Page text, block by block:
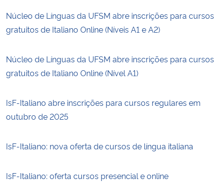
Núcleo de Línguas da UFSM abre inscrições para cursos
gratuitos de Italiano Online (Níveis A1 e A2)
Núcleo de Línguas da UFSM abre inscrições para cursos
gratuitos de Italiano Online (Nível A1)
IsF-Italiano abre inscrições para cursos regulares em
outubro de 2025
IsF-Italiano: nova oferta de cursos de língua italiana
IsF-Italiano: oferta cursos presencial e online